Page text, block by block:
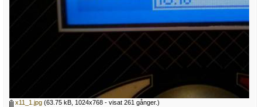
x11_1.jpg (63.75 kB, 1024x768 - visat 261 gånger.)